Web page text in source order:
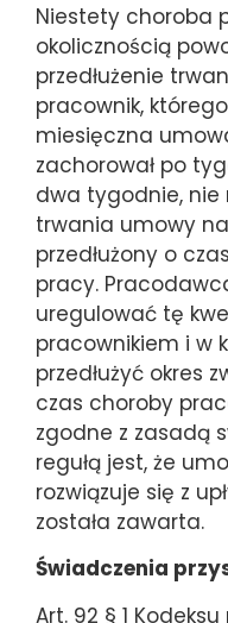
Niestety choroba
okolicznością
przedłużenie
pracownik,
miesięczna
zachorował po
dwa tygodnie, nie
trwania umowy
przedłużony o
pracy.
uregulować tę
pracownikiem i w
przedłużyć okres
czas choroby
zgodne z zasadą
regułą jest, że
rozwiązuje się z
została zawarta.
Świadczenia
Art. 92 § 1